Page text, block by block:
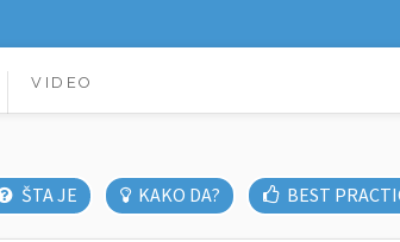
VIDEO
ŠTA JE KAKO DA? BEST